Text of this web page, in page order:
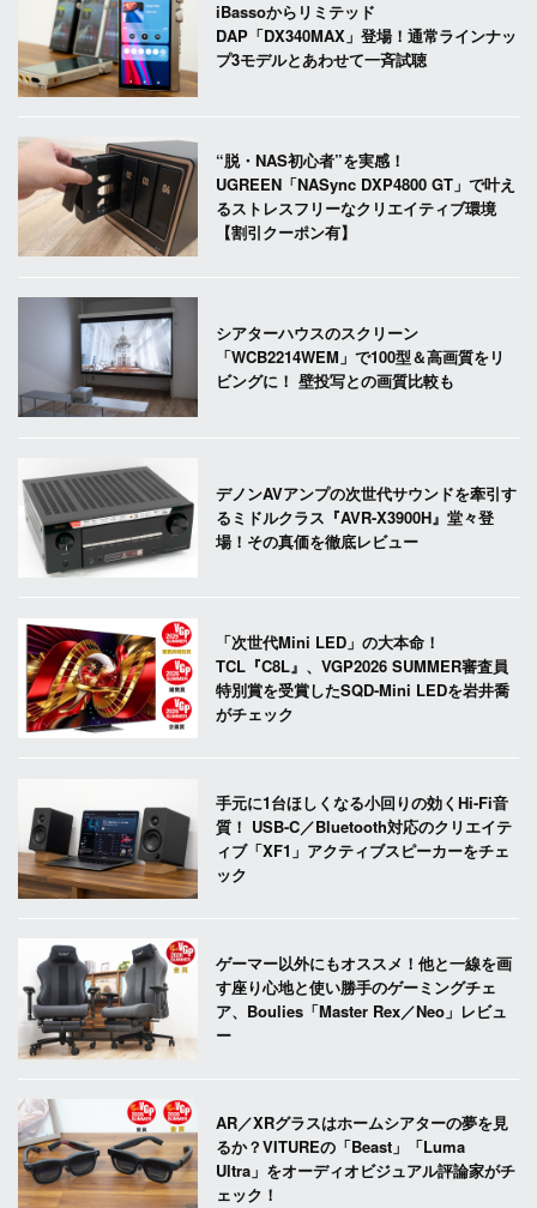
iBassoからリミテッド
DAP「DX340MAX」登場！通常ラインナッ
プ3モデルとあわせて一斉試聴
“脱・NAS初心者”を実感！
UGREEN「NASync DXP4800 GT」で叶え
るストレスフリーなクリエイティブ環境
【割引クーポン有】
シアターハウスのスクリーン
「WCB2214WEM」で100型＆高画質をリ
ビングに！ 壁投写との画質比較も
デノンAVアンプの次世代サウンドを牽引す
るミドルクラス『AVR-X3900H』堂々登
場！その真価を徹底レビュー
「次世代Mini LED」の大本命！
TCL『C8L』、VGP2026 SUMMER審査員
特別賞を受賞したSQD-Mini LEDを岩井喬
がチェック
手元に1台ほしくなる小回りの効くHi-Fi音
質！ USB-C／Bluetooth対応のクリエイテ
ィブ「XF1」アクティブスピーカーをチェ
ック
ゲーマー以外にもオススメ！他と一線を画
す座り心地と使い勝手のゲーミングチェ
ア、Boulies「Master Rex／Neo」レビュ
ー
AR／XRグラスはホームシアターの夢を見
るか？VITUREの「Beast」「Luma
Ultra」をオーディオビジュアル評論家がチ
ェック！